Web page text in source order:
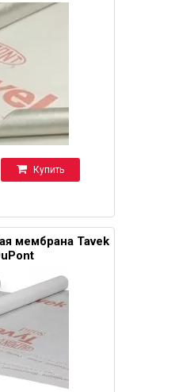
Купить
мембрана Tavek